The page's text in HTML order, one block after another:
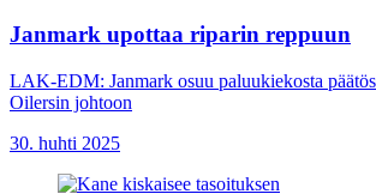
Janmark upottaa riparin reppuun
LAK-EDM: Janmark osuu paluukiekosta
Oilersin johtoon
30. huhti 2025